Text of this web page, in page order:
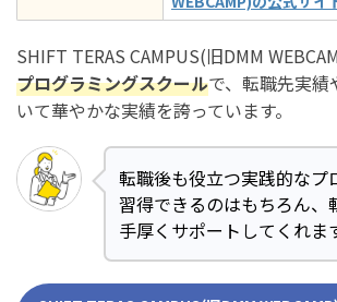
SHIFT TERAS CAMPUS(旧DMM
プログラミングスクールで、転職先実
いて華やかな実績を誇っています。
転職後も役立つ実践的なプ
習得できるのはもちろん、
手厚くサポートしてくれま